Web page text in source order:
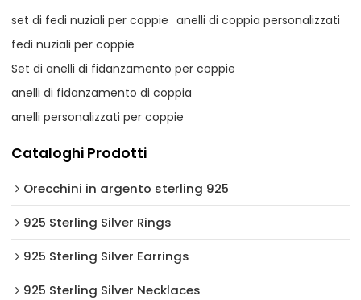
set di fedi nuziali per coppie anelli di coppia personalizzati
fedi nuziali per coppie
Set di anelli di fidanzamento per coppie
anelli di fidanzamento di coppia
anelli personalizzati per coppie
Cataloghi Prodotti
Orecchini in argento sterling 925
925 Sterling Silver Rings
925 Sterling Silver Earrings
925 Sterling Silver Necklaces